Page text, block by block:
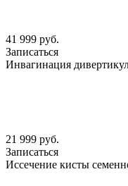
41 999 руб.
Записаться
Инвагинация
21 999 руб.
Записаться
Иссечение кисты